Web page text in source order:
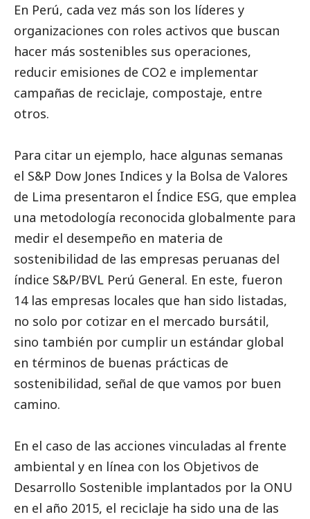
En Perú, cada vez más son los líderes y
organizaciones con roles activos que buscan
hacer más sostenibles sus operaciones,
reducir emisiones de CO2 e implementar
campañas de reciclaje, compostaje, entre
otros.
Para citar un ejemplo, hace algunas semanas
el S&P Dow Jones Indices y la Bolsa de Valores
de Lima presentaron el Índice ESG, que emplea
una metodología reconocida globalmente para
medir el desempeño en materia de
sostenibilidad de las empresas peruanas del
índice S&P/BVL Perú General. En este, fueron
14 las empresas locales que han sido listadas,
no solo por cotizar en el mercado bursátil,
sino también por cumplir un estándar global
en términos de buenas prácticas de
sostenibilidad, señal de que vamos por buen
camino.
En el caso de las acciones vinculadas al frente
ambiental y en línea con los Objetivos de
Desarrollo Sostenible implantados por la ONU
en el año 2015, el reciclaje ha sido una de las